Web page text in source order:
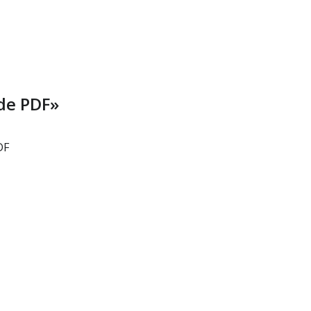
PDF»